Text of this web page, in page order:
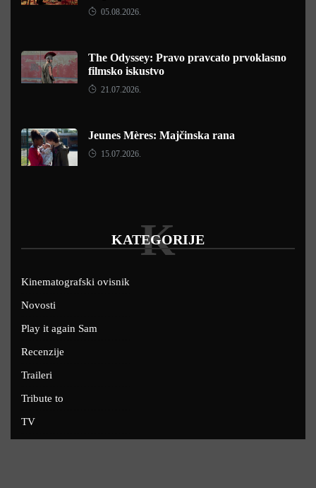
05.08.2026.
The Odyssey: Pravo pravcato prvoklasno
filmsko iskustvo
21.07.2026.
Jeunes Mères: Majčinska rana
15.07.2026.
KATEGORIJE
K
Kinematografski ovisnik
Novosti
Play it again Sam
Recenzije
Traileri
Tribute to
TV